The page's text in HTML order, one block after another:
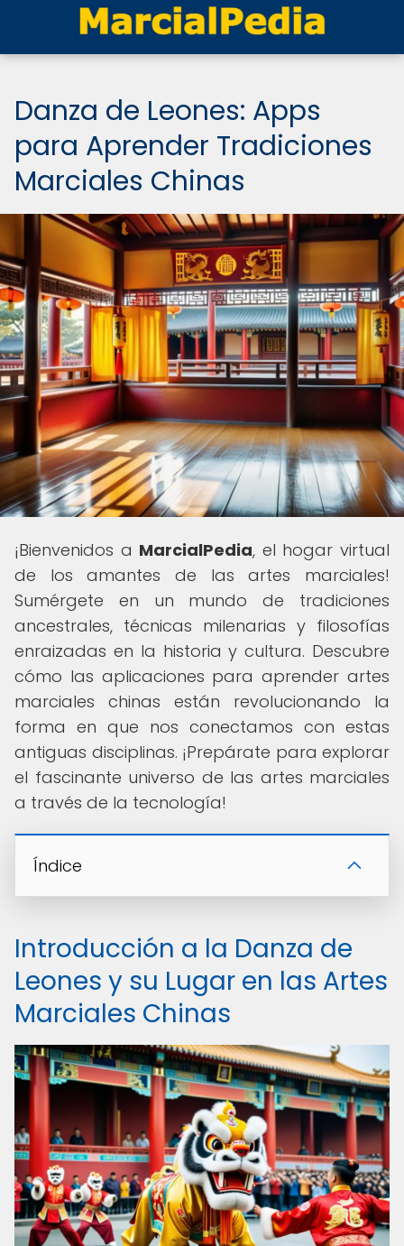
Danza de Leones: Apps
para Aprender Tradiciones
Marciales Chinas
¡Bienvenidos a MarcialPedia, el hogar virtual
de los amantes de las artes marciales!
Sumérgete en un mundo de tradiciones
ancestrales, técnicas milenarias y filosofías
enraizadas en la historia y cultura. Descubre
cómo las aplicaciones para aprender artes
marciales chinas están revolucionando la
forma en que nos conectamos con estas
antiguas disciplinas. ¡Prepárate para explorar
el fascinante universo de las artes marciales
a través de la tecnología!
Índice
Introducción a la Danza de
Leones y su Lugar en las Artes
Marciales Chinas